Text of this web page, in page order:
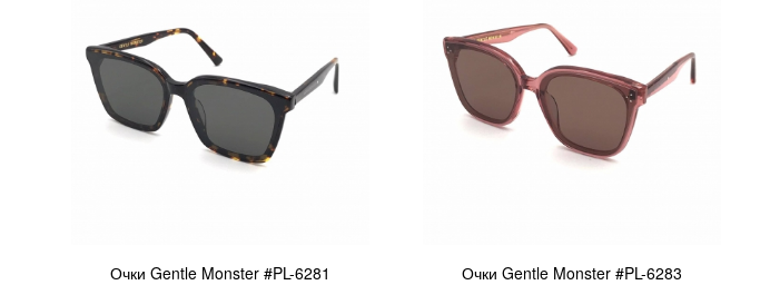
Очки Gentle Monster #PL-6281 Очки Gentle Monster #PL-6283